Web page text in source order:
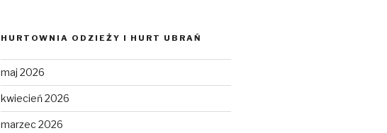
HURTOWNIA ODZIEŻY I HURT UBRAŃ
maj 2026
kwiecień 2026
marzec 2026